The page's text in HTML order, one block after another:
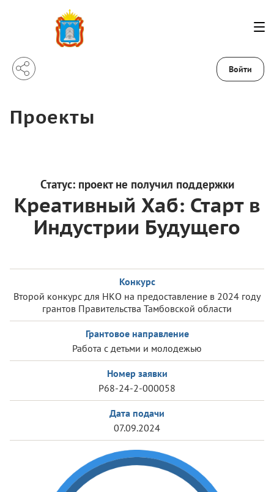
Войти
Проекты
Статус: проект не получил поддержки
Креативный Хаб: Старт в
Индустрии Будущего
Конкурс
Второй конкурс для НКО на предоставление в 2024 году
грантов Правительства Тамбовской области
Грантовое направление
Работа с детьми и молодежью
Номер заявки
Р68-24-2-000058
Дата подачи
07.09.2024